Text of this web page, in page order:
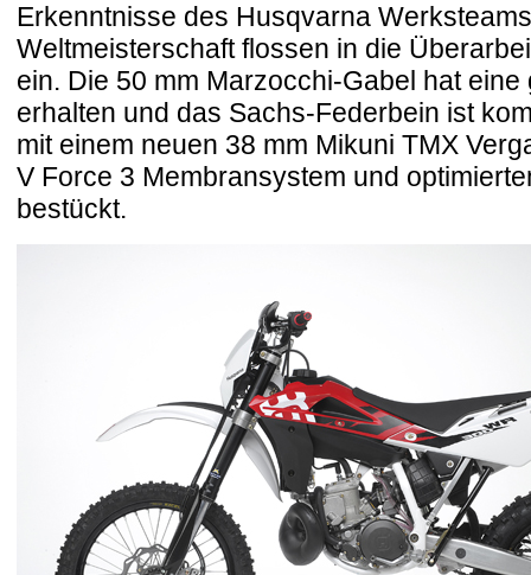
Erkenntnisse des Husqvarna
Weltmeisterschaft flossen in die
ein. Die 50 mm Marzocchi-Gabel hat
erhalten und das Sachs-Federbein ist
mit einem neuen 38 mm Mikuni TMX
V Force 3 Membransystem und
bestückt.